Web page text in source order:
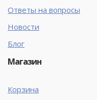
Ответы на вопросы
Новости
Блог
Магазин
Корзина